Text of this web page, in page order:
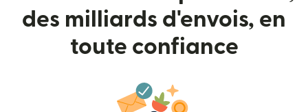
des milliards d'envois, en
toute confiance